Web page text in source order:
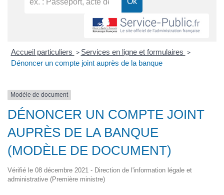
Accueil particuliers > Services en ligne et formulaires >
Dénoncer un compte joint auprès de la banque
Modèle de document
DÉNONCER UN COMPTE JOINT
AUPRÈS DE LA BANQUE
(MODÈLE DE DOCUMENT)
Vérifié le 08 décembre 2021 - Direction de l'information légale et
administrative (Première ministre)